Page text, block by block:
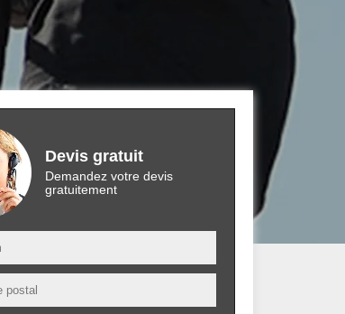
Devis gratuit
Demandez votre devis
gratuitement